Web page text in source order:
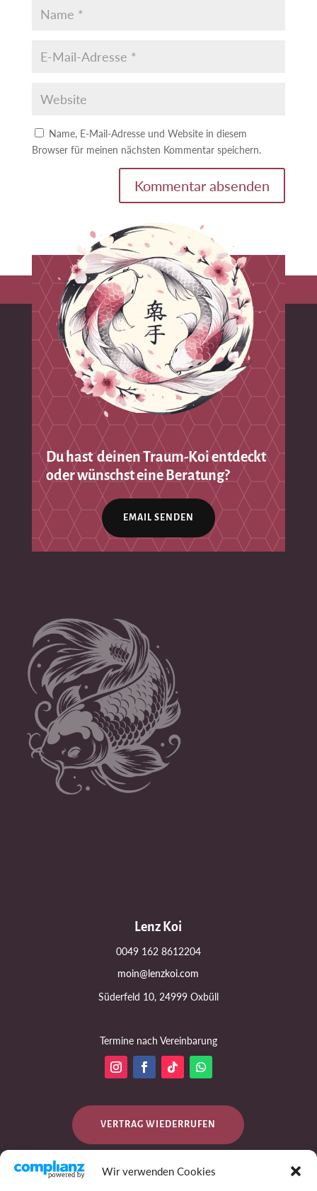
Wir verwenden Cookies
Name, E-Mail-Adresse und Website in diesem
Browser für meinen nächsten Kommentar speichern.
Du hast deinen Traum-Koi entdeckt
oder wünschst eine Beratung?
EMAIL SENDEN
Lenz Koi
0049 162 8612204
moin@lenzkoi.com
Süderfeld 10, 24999 Oxbüll
Termine nach Vereinbarung
VERTRAG WIEDERRUFEN